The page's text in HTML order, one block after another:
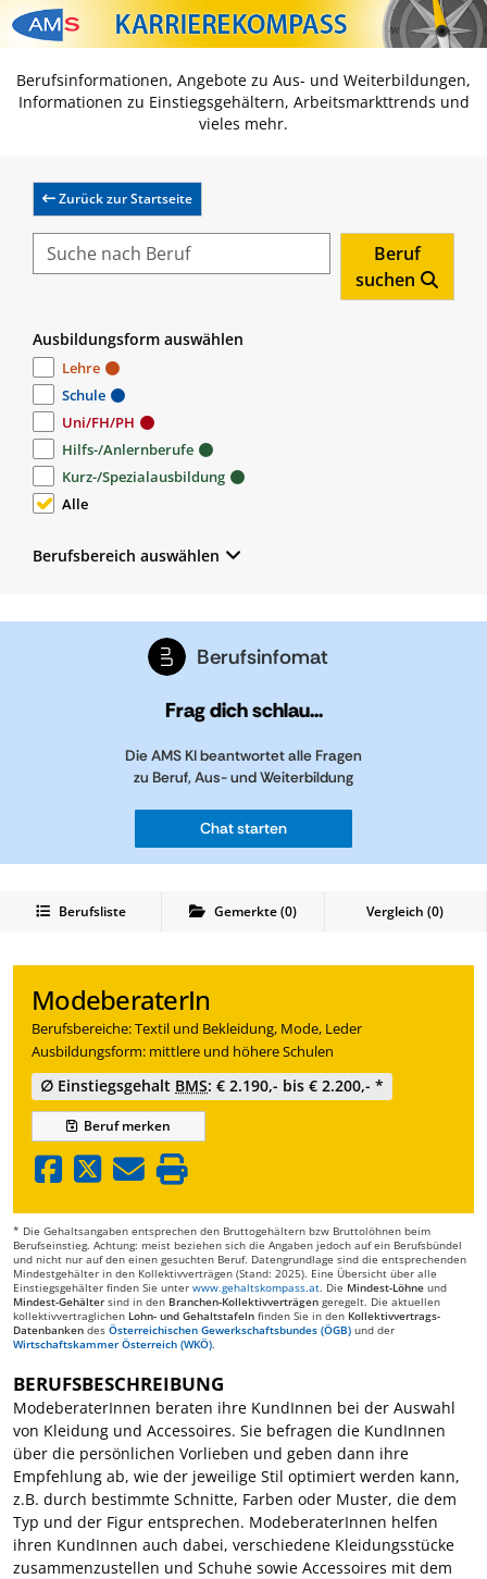
Zum Inhalt springen
Zum Navmenü springen
Zur Suche springen
Zur Footer springen
Berufsinformationen, Angebote zu Aus- und Weiterbildungen,
Informationen zu Einstiegsgehältern, Arbeitsmarkttrends und
vieles mehr.
Zurück zur Startseite
Beruf
suchen
Ausbildungsform auswählen
Lehre
Schule
Uni/FH/PH
Hilfs-/Anlernberufe
Kurz-/Spezialausbildung
Alle
Berufsbereich auswählen
Berufsinfomat
Frag dich schlau...
Die AMS KI beantwortet alle Fragen
zu Beruf, Aus- und Weiterbildung
Chat starten
Berufsliste Gemerkte(0) Vergleich (0)
ModeberaterIn
Berufsbereiche: Textil und Bekleidung, Mode, Leder
Ausbildungsform: mittlere und höhere Schulen
∅ Einstiegsgehalt BMS: € 2.190,- bis € 2.200,- *
Berufmerken
* Die Gehaltsangaben entsprechen den Bruttogehältern bzw Bruttolöhnen beim
Berufseinstieg. Achtung: meist beziehen sich die Angaben jedoch auf ein Berufsbündel
und nicht nur auf den einen gesuchten Beruf. Datengrundlage sind die entsprechenden
Mindestgehälter in den Kollektivverträgen (Stand: 2025). Eine Übersicht über alle
Einstiegsgehälter finden Sie unter www.gehaltskompass.at. Die Mindest-Löhne und
Mindest-Gehälter sind in den Branchen-Kollektivverträgen geregelt. Die aktuellen
kollektivvertraglichen Lohn- und Gehaltstafeln finden Sie in den Kollektivvertrags-
Datenbanken des Österreichischen Gewerkschaftsbundes (ÖGB) und der
Wirtschaftskammer Österreich (WKÖ).
BERUFSBESCHREIBUNG
ModeberaterInnen beraten ihre KundInnen bei der Auswahl
von Kleidung und Accessoires. Sie befragen die KundInnen
über die persönlichen Vorlieben und geben dann ihre
Empfehlung ab, wie der jeweilige Stil optimiert werden kann,
z.B. durch bestimmte Schnitte, Farben oder Muster, die dem
Typ und der Figur entsprechen. ModeberaterInnen helfen
ihren KundInnen auch dabei, verschiedene Kleidungsstücke
zusammenzustellen und Schuhe sowie Accessoires mit dem